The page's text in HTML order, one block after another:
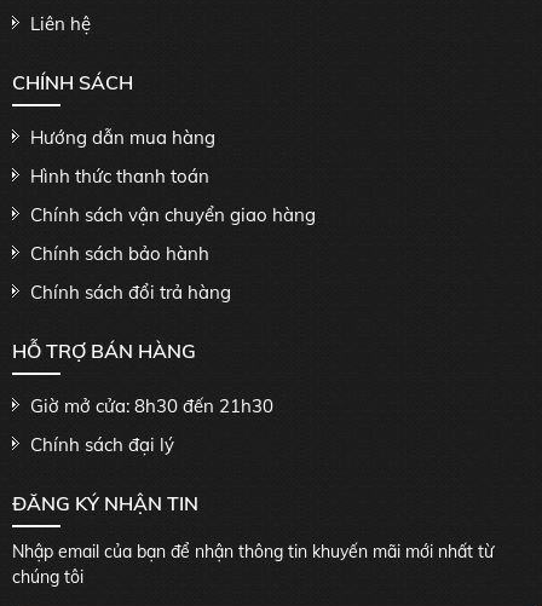
Liên hệ
CHÍNH SÁCH
Hướng dẫn mua hàng
Hình thức thanh toán
Chính sách vận chuyển giao hàng
Chính sách bảo hành
Chính sách đổi trả hàng
HỖ TRỢ BÁN HÀNG
Giờ mở cửa: 8h30 đến 21h30
Chính sách đại lý
ĐĂNG KÝ NHẬN TIN
Nhập email của bạn để nhận thông tin khuyến mãi mới nhất từ
chúng tôi